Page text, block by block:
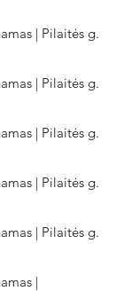
| Pilaitės g.
| Pilaitės g.
| Pilaitės g.
| Pilaitės g.
| Pilaitės g.
|